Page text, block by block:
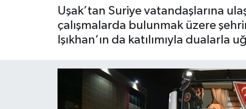
Uşak’tan Suriye vatandaşlarına
çalışmalarda bulunmak üzere
Işıkhan’ın da katılımıyla dualarla
Son Dakika Haberleri
Haber Arşivi